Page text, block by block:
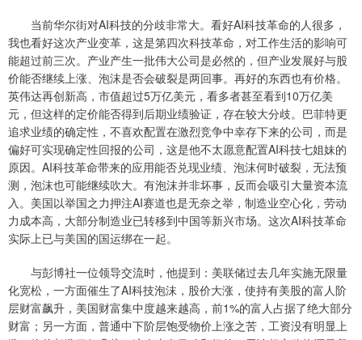
当前华尔街对AI科技的分歧非常大。看好AI科技革命的人很多，
我也看好这次产业变革，这是第四次科技革命，对工作生活的影响可
能超过前三次。产业产生一批伟大公司是必然的，但产业发展好与股
价能否继续上涨、泡沫是否会破裂是两回事。再好的东西也有价格。
英伟达再创新高，市值超过5万亿美元，看多者甚至看到10万亿美
元，但这样的定价能否得到后期业绩验证，存在较大分歧。巴菲特更
追求业绩的确定性，不喜欢配置在激烈竞争中幸存下来的公司，而是
偏好可实现确定性回报的公司，这是他不太愿意配置AI科技七姐妹的
原因。AI科技革命带来的应用能否兑现业绩、泡沫何时破裂，无法预
测，泡沫也可能继续吹大。有泡沫并非坏事，反而会吸引大量资本流
入。美国以举国之力押注AI赛道也是无奈之举，制造业空心化，劳动
力成本高，大部分制造业已转移到中国等新兴市场。这次AI科技革命
实际上已与美国的国运绑在一起。
与彭博社一位领导交流时，他提到：美联储过去几年实施无限量
化宽松，一方面催生了AI科技泡沫，股价大涨，使持有美股的富人阶
层财富飙升，美国财富集中度越来越高，前1%的富人占据了绝大部分
财富；另一方面，普通中下阶层饱受物价上涨之苦，工资没有明显上